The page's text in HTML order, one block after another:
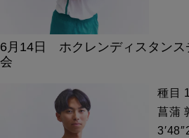
6月14日 ホクレンディスタンス
会
種目
菖蒲